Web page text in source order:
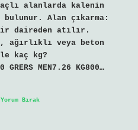
alanlarda kalenin
bulunur. Alan çıkarma:
daireden atılır.
ağırlıklı veya beton
kaç kg?
MEN7.26 KG800…
Yorum Bırak